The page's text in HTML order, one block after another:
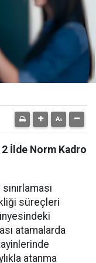
İlde Norm Kadro
süreçleri
atamalarda
atanma